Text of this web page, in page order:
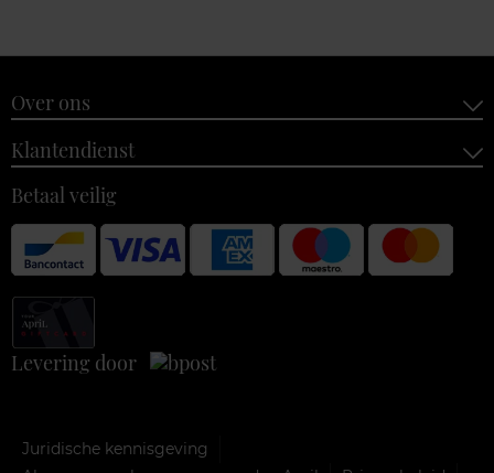
Over ons
Klantendienst
Betaal veilig
Levering door
Juridische kennisgeving